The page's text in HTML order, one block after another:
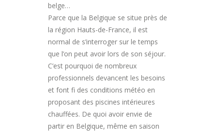
belge…
Parce que la Belgique se situe près de
la région Hauts-de-France, il est
normal de s’interroger sur le temps
que l’on peut avoir lors de son séjour.
C’est pourquoi de nombreux
professionnels devancent les besoins
et font fi des conditions météo en
proposant des piscines intérieures
chauffées. De quoi avoir envie de
partir en Belgique, même en saison